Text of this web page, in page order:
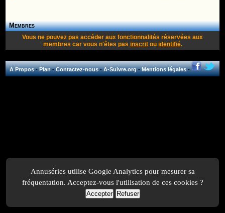
Membres
Vous ne pouvez pas accéder aux fonctionnalités réservées aux
membres car vous n'êtes pas inscritou identifié.
A Propos-Plan-Contactez-nous-A-Suivre.org-Mentions légales-
Annuséries utilise Google Analytics pour mesurer sa
fréquentation. Acceptez-vous l'utilisation de ces cookies ?
Accepter Refuser